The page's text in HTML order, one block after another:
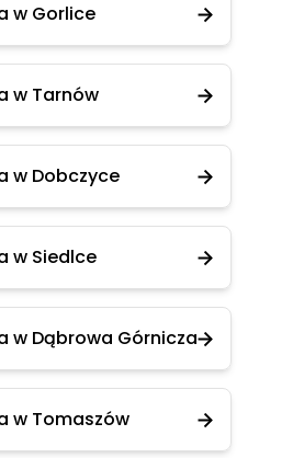
w Gorlice
w Tarnów
w Dobczyce
w Siedlce
w Dąbrowa Górnicza
w Tomaszów